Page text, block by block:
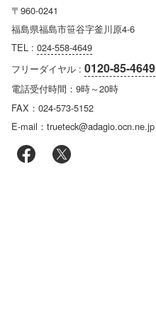
〒960-0241
福島県福島市笹谷字釜川原4-6
TEL : 024-558-4649
フリーダイヤル : 0120-85-4649
電話受付時間：9時～20時
FAX：024-573-5152
E-mail：trueteck@adagio.ocn.ne.jp